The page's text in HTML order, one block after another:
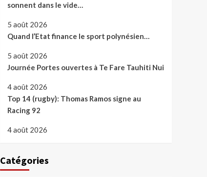
sonnent dans le vide…
5 août 2026
Quand l’Etat finance le sport polynésien…
5 août 2026
Journée Portes ouvertes à Te Fare Tauhiti Nui
4 août 2026
Top 14 (rugby): Thomas Ramos signe au
Racing 92
4 août 2026
Catégories